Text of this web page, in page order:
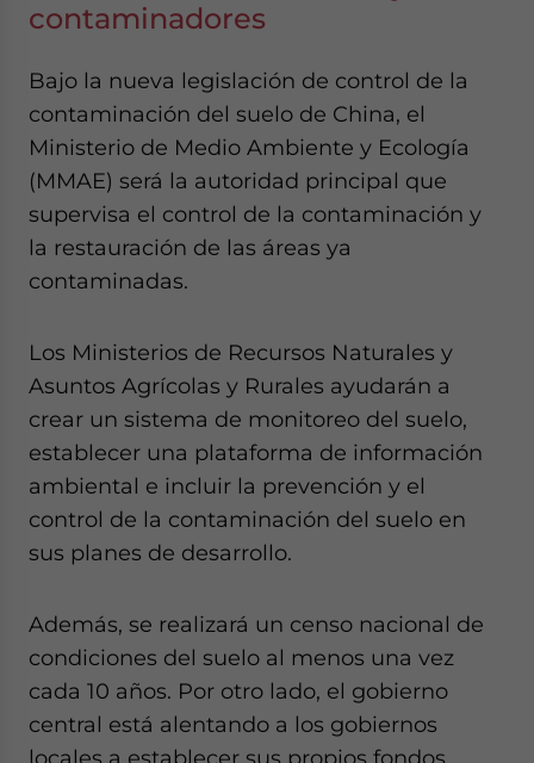
contaminadores
Bajo la nueva legislación de control de la
contaminación del suelo de China, el
Ministerio de Medio Ambiente y Ecología
(MMAE) será la autoridad principal que
supervisa el control de la contaminación y
la restauración de las áreas ya
contaminadas.
Los Ministerios de Recursos Naturales y
Asuntos Agrícolas y Rurales ayudarán a
crear un sistema de monitoreo del suelo,
establecer una plataforma de información
ambiental e incluir la prevención y el
control de la contaminación del suelo en
sus planes de desarrollo.
Además, se realizará un censo nacional de
condiciones del suelo al menos una vez
cada 10 años. Por otro lado, el gobierno
central está alentando a los gobiernos
locales a establecer sus propios fondos